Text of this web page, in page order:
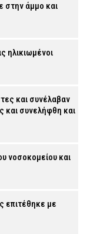
στην άμμο και
ηλικιωμένοι
και συνέλαβαν
και συνελήφθη και
νοσοκομείου και
επιτέθηκε με